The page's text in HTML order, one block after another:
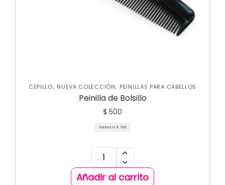
CEPILLO, NUEVA COLECCIÓN, PEINILLAS PARA CABELLOS
Peinilla de Bolsillo
$ 500
Unidad a: $ 500
Añadir al carrito